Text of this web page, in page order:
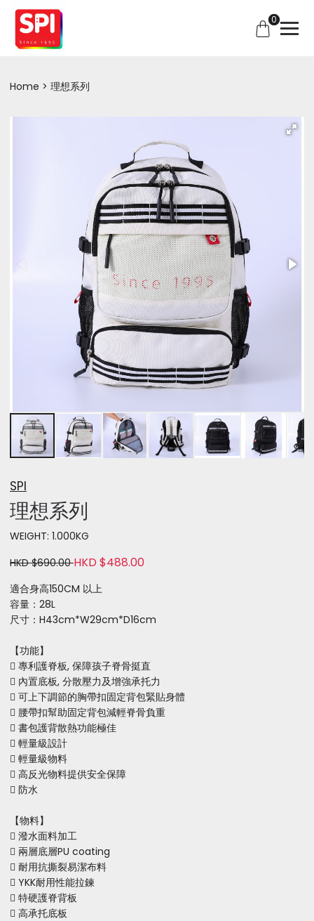
0
Home 理想系列
SPI
理想系列
WEIGHT: 1.000KG
HKD $690.00HKD $488.00
適合身高150CM 以上
容量：28L
尺寸：H43cm*W29cm*D16cm
【功能】
 專利護脊板, 保障孩子脊骨挺直
 內置底板, 分散壓力及增強承托力
 可上下調節的胸帶扣固定背包緊貼身體
 腰帶扣幫助固定背包減輕脊骨負重
 書包護背散熱功能極佳
 輕量級設計
 輕量級物料
 高反光物料提供安全保障
 防水
【物料】
 潑水面料加工
 兩層底層PU coating
 耐用抗撕裂易潔布料
 YKK耐用性能拉鍊
 特硬護脊背板
 高承托底板